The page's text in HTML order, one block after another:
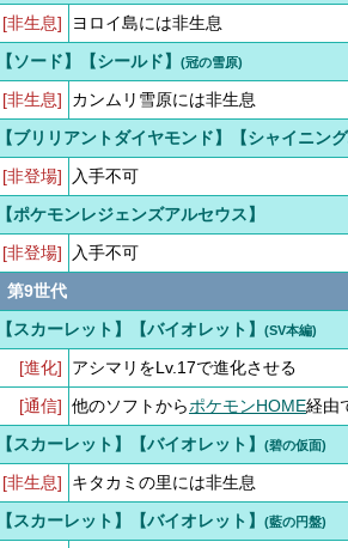
[非生息]
ヨロイ島には非生息
【ソード】【シールド】
(冠の雪原)
[非生息]
カンムリ雪原には非生息
【ブリリアントダイヤモンド】【シャイニング
[非登場]
入手不可
【ポケモンレジェンズアルセウス】
[非登場]
入手不可
第9世代
【スカーレット】【バイオレット】
(SV本編)
[進化]
アシマリをLv.17で進化させる
[通信] 他のソフトからポケモンHOME経由
【スカーレット】【バイオレット】
(碧の仮面)
[非生息]
キタカミの里には非生息
【スカーレット】【バイオレット】
(藍の円盤)